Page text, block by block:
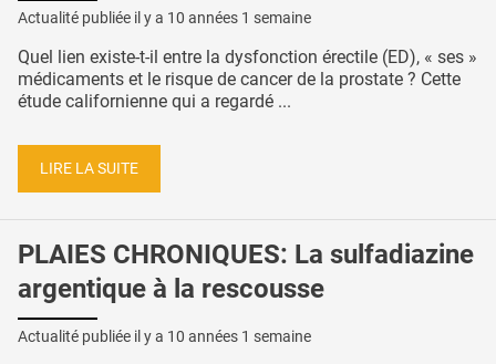
Actualité publiée il y a 10 années 1 semaine
Quel lien existe-t-il entre la dysfonction érectile (ED), « ses »
médicaments et le risque de cancer de la prostate ? Cette
étude californienne qui a regardé ...
LIRE LA SUITE
PLAIES CHRONIQUES: La sulfadiazine
argentique à la rescousse
Actualité publiée il y a 10 années 1 semaine